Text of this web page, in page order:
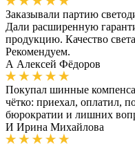
Заказывали партию
Дали расширенную
продукцию. Качество
Рекомендуем.
А Алексей Фёдоров
Покупал шинные
чётко: приехал, оплатил,
бюрократии и лишних
И Ирина Михайлова